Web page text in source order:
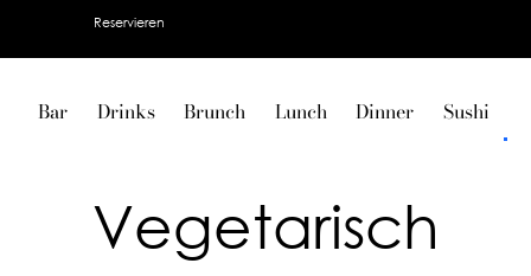
Reservieren
Bar Drinks Brunch Lunch Dinner Sushi
Vegetarisch